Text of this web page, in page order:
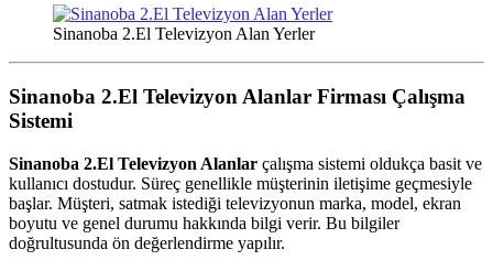
Sinanoba 2.El Televizyon Alan Yerler
Sinanoba 2.El Televizyon Alanlar Firması Çalışma
Sistemi
Sinanoba 2.El Televizyon Alanlar çalışma sistemi oldukça basit ve
kullanıcı dostudur. Süreç genellikle müşterinin iletişime geçmesiyle
başlar. Müşteri, satmak istediği televizyonun marka, model, ekran
boyutu ve genel durumu hakkında bilgi verir. Bu bilgiler
doğrultusunda ön değerlendirme yapılır.